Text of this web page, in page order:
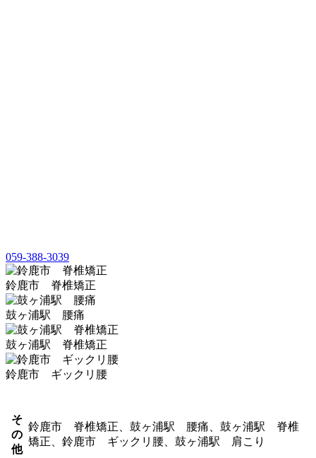
059-388-3039
鈴鹿市 脊椎矯正
鼓ヶ浦駅 腰痛
鼓ヶ浦駅 脊椎矯正
鈴鹿市 ギックリ腰
そ
の
他
鈴鹿市 脊椎矯正、鼓ヶ浦駅 腰痛、鼓ヶ浦駅 脊椎
矯正、鈴鹿市 ギックリ腰、鼓ヶ浦駅 肩こり